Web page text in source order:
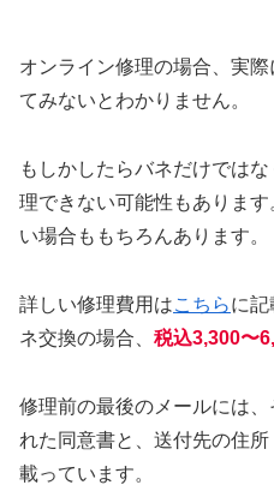
オンライン修理の場合、実
てみないとわかりません。
もしかしたらバネだけでは
理できない可能性もありま
い場合ももちろんあります。
詳しい修理費用はこちらに
ネ交換の場合、 税込3,300〜
修理前の最後のメールには
れた同意書と、送付先の住所
載っています。